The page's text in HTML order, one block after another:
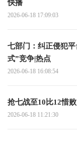
快播
2026-06-18 17:09:03
七部门：纠正侵犯
式”竞争|热点
2026-06-18 16:08:54
抢七战至10比12惜
2026-06-18 11:21:30